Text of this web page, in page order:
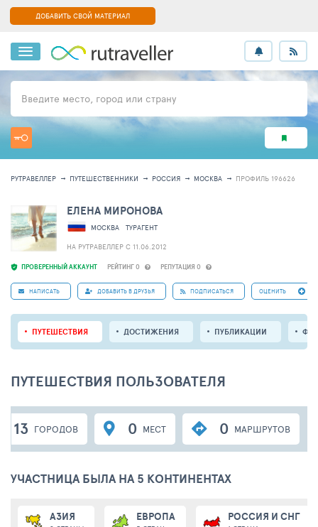
ДОБАВИТЬ СВОЙ МАТЕРИАЛ
Введите место, город или страну
РУТРАВЕЛЛЕР ПУТЕШЕСТВЕННИКИ РОССИЯ МОСКВА ПРОФИЛЬ 196626
ПРОВЕРЕННЫЙ АККАУНТ РЕЙТИНГ 0 РЕПУТАЦИЯ 0
ЕЛЕНА МИРОНОВА
МОСКВА
ТУРАГЕНТ
НА РУТРАВЕЛЛЕР C 11.06.2012
НАПИСАТЬ ДОБАВИТЬ В ДРУЗЬЯ ПОДПИСАТЬСЯ ОЦЕНИТЬ
ПУТЕШЕСТВИЯ ДОСТИЖЕНИЯ ПУБЛИКАЦИИ
ПУТЕШЕСТВИЯ ПОЛЬЗОВАТЕЛЯ
13 ГОРОДОВ 0 МЕСТ 0 МАРШРУТОВ
УЧАСТНИЦА БЫЛА НА 5 КОНТИНЕНТАХ
АЗИЯ ЕВРОПА РОССИЯ И СНГ